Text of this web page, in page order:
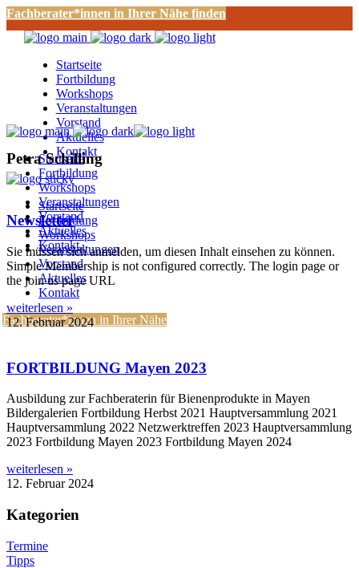
Fachberater*innen in Ihrer Nähe finden
Startseite
Fortbildung
Workshops
Veranstaltungen
Vorstand
Aktuelles
Kontakt
Startseite
Fortbildung
Workshops
Veranstaltungen
Vorstand
Aktuelles
Kontakt
Fachberater*innen in Ihrer Nähe
Startseite
Fortbildung
Workshops
Veranstaltungen
Vorstand
Aktuelles
Kontakt
Petra Schilling
Newsletter
Sie müssen sich anmelden, um diesen Inhalt einsehen zu können.
Simple Membership is not configured correctly. The login page or
the join us page URL
weiterlesen »
12. Februar 2024
FORTBILDUNG Mayen 2023
Ausbildung zur Fachberaterin für Bienenprodukte in Mayen
Bildergalerien Fortbildung Herbst 2021 Hauptversammlung 2021
Hauptversammlung 2022 Netzwerktreffen 2023 Hauptversammlung
2023 Fortbildung Mayen 2023 Fortbildung Mayen 2024
weiterlesen »
12. Februar 2024
Kategorien
Termine
Tipps